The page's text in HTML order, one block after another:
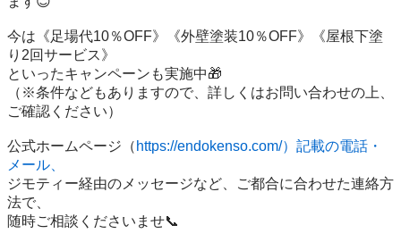
今は《足場代10％OFF》《外壁塗装10％OFF》《屋根下塗
り2回サービス》
といったキャンペーンも実施中🎁
（※条件などもありますので、詳しくはお問い合わせの上、
ご確認ください）
公式ホームページ（ https://endokenso.com/）記載の電話・
メール、
ジモティー経由のメッセージなど、ご都合に合わせた連絡方
法で、
随時ご相談くださいませ📞